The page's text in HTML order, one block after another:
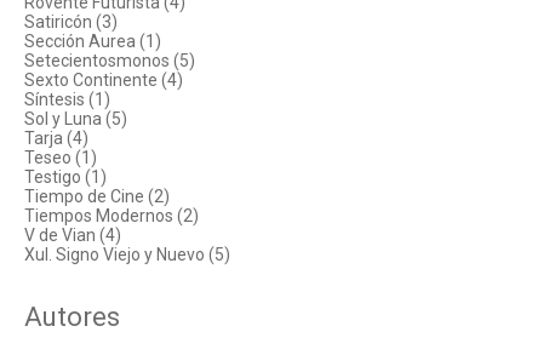
Satiricón (3)
Sección Aurea (1)
Setecientosmonos (5)
Sexto Continente (4)
Síntesis (1)
Sol y Luna (5)
Tarja (4)
Teseo (1)
Testigo (1)
Tiempo de Cine (2)
Tiempos Modernos (2)
V de Vian (4)
Xul. Signo Viejo y Nuevo (5)
Autores